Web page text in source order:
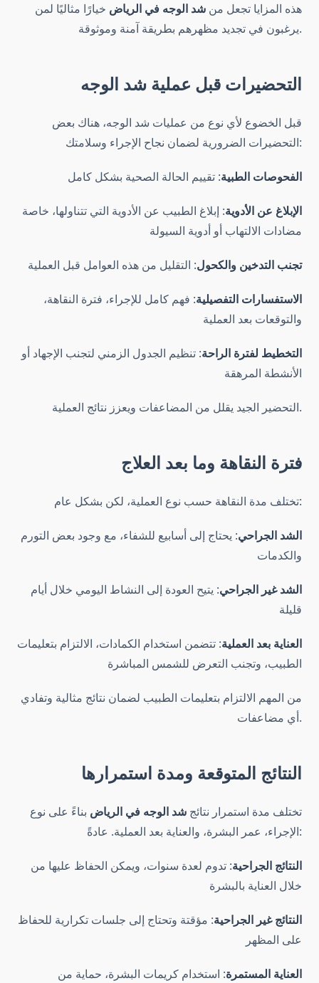
هذه المزايا تجعل من شد الوجه في الرياض خيارًا مثاليًا لمن
يرغبون في تجديد مظهرهم بطريقة آمنة وموثوقة.
التحضيرات قبل عملية شد الوجه
قبل الخضوع لأي نوع من عمليات شد الوجه، هناك بعض
التحضيرات الضرورية لضمان نجاح الإجراء وسلامتك:
الفحوصات الطبية: تقييم الحالة الصحية بشكل كامل
الإبلاغ عن الأدوية: إبلاغ الطبيب عن الأدوية التي تتناولها، خاصة
مضادات الالتهاب أو أدوية السيولة
تجنب التدخين والكحول: التقليل من هذه العوامل قبل العملية
الاستفسارات التفصيلية: فهم كامل للإجراء، فترة النقاهة،
والتوقعات بعد العملية
التخطيط لفترة الراحة: تنظيم الجدول الزمني لتجنب الإجهاد أو
الأنشطة المرهقة
التحضير الجيد يقلل من المضاعفات ويعزز نتائج العملية.
فترة النقاهة وما بعد العلاج
تختلف مدة النقاهة حسب نوع العملية، لكن بشكل عام:
الشد الجراحي: يحتاج إلى أسابيع للشفاء، مع وجود بعض التورم
والكدمات
الشد غير الجراحي: يتيح العودة إلى النشاط اليومي خلال أيام
قليلة
العناية بعد العملية: تتضمن استخدام الكمادات، الالتزام بتعليمات
الطبيب، وتجنب التعرض للشمس المباشرة
من المهم الالتزام بتعليمات الطبيب لضمان نتائج مثالية وتفادي
أي مضاعفات.
النتائج المتوقعة ومدة استمرارها
تختلف مدة استمرار نتائج شد الوجه في الرياض بناءً على نوع
الإجراء، عمر البشرة، والعناية بعد العملية. عادةً:
النتائج الجراحية: تدوم لعدة سنوات، ويمكن الحفاظ عليها من
خلال العناية بالبشرة
النتائج غير الجراحية: مؤقتة وتحتاج إلى جلسات تكرارية للحفاظ
على المظهر
العناية المستمرة: استخدام كريمات البشرة، حماية من